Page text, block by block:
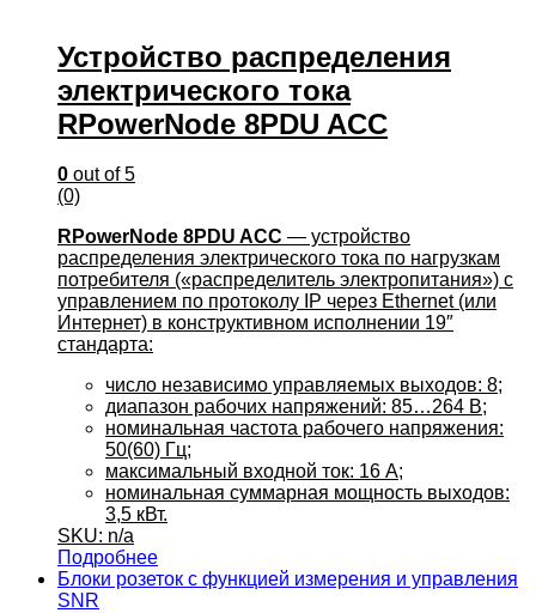
Устройство распределения
электрического тока
RPowerNode 8PDU ACC
0 out of 5
(0)
RPowerNode 8PDU ACC — устройство
распределения электрического тока по нагрузкам
потребителя («распределитель электропитания») с
управлением по протоколу IP через Ethernet (или
Интернет) в конструктивном исполнении 19″
стандарта:
число независимо управляемых выходов: 8;
диапазон рабочих напряжений: 85…264 В;
номинальная частота рабочего напряжения:
50(60) Гц;
максимальный входной ток: 16 А;
номинальная суммарная мощность выходов:
3,5 кВт.
SKU: n/a
Подробнее
Блоки розеток с функцией измерения и управления
SNR